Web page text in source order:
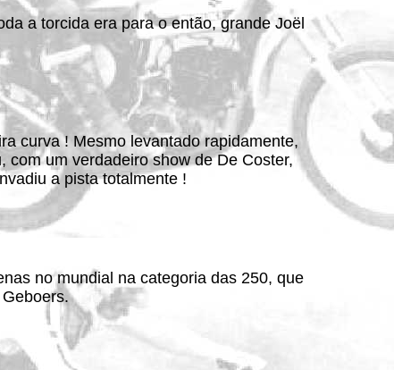
a torcida era para o então, grande Joël
curva ! Mesmo levantado rapidamente,
com um verdadeiro show de De Coster,
a pista totalmente !
no mundial na categoria das 250, que